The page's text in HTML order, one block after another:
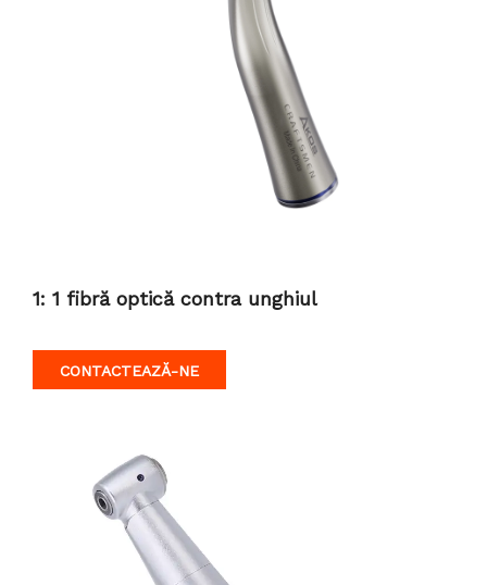
1: 1 fibră optică contra unghiul
CONTACTEAZĂ-NE